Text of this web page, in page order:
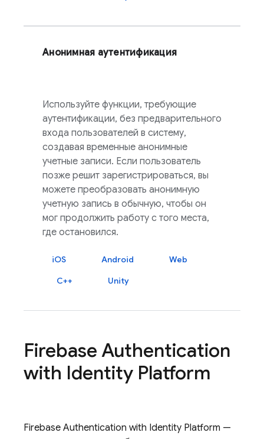
Анонимная аутентификация
Используйте функции, требующие
аутентификации, без предварительного
входа пользователей в систему,
создавая временные анонимные
учетные записи. Если пользователь
позже решит зарегистрироваться, вы
можете преобразовать анонимную
учетную запись в обычную, чтобы он
мог продолжить работу с того места,
где остановился.
iOS Android
Web
C++
Unity
Firebase Authentication
with Identity Platform
Firebase Authentication with Identity Platform —